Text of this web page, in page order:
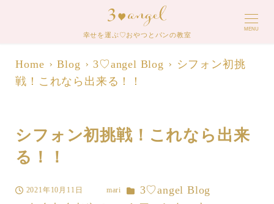
幸せを運ぶ♡おやつとパンの教室
MENU
Home Blog 3♡angel Blog
シフォン初挑
戦！これなら出来る！！
シフォン初挑戦！これなら出来
る！！
投稿日
2021年10月11日 mari カテゴリー
3♡angel Blog